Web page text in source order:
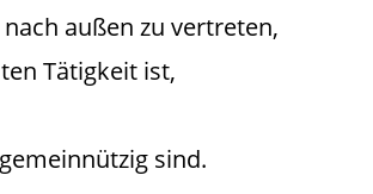
außen zu vertreten,
Tätigkeit ist,
sind.